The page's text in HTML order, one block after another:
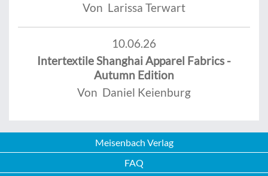
Von Larissa Terwart
10.06.26
Intertextile Shanghai Apparel Fabrics -
Autumn Edition
Von Daniel Keienburg
Meisenbach Verlag
FAQ